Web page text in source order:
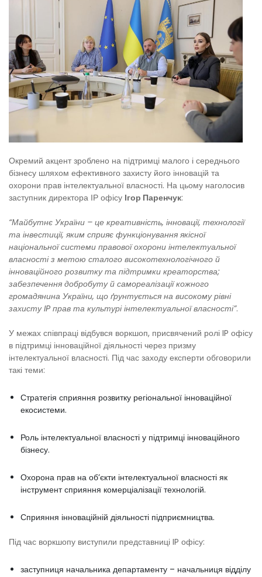
Окремий акцент зроблено на підтримці малого і середнього
бізнесу шляхом ефективного захисту його інновацій та
охорони прав інтелектуальної власності. На цьому наголосив
заступник директора ІР офісу Ігор Паренчук:
“Майбутнє України – це креативність, інновації, технології
та інвестиції, яким сприяє функціонування якісної
національної системи правової охорони інтелектуальної
власності з метою сталого високотехнологічного й
інноваційного розвитку та підтримки креаторства;
забезпечення добробуту й самореалізації кожного
громадянина України, що ґрунтується на високому рівні
захисту IP прав та культурі інтелектуальної власності”.
У межах співпраці відбувся воркшоп, присвячений ролі IP офісу
в підтримці інноваційної діяльності через призму
інтелектуальної власності. Під час заходу експерти обговорили
такі теми:
Стратегія сприяння розвитку регіональної інноваційної
екосистеми.
Роль інтелектуальної власності у підтримці інноваційного
бізнесу.
Охорона прав на об’єкти інтелектуальної власності як
інструмент сприяння комерціалізації технологій.
Сприяння інноваційній діяльності підприємництва.
Під час воркшопу виступили представниці IP офісу:
заступниця начальника департаменту – начальниця відділу